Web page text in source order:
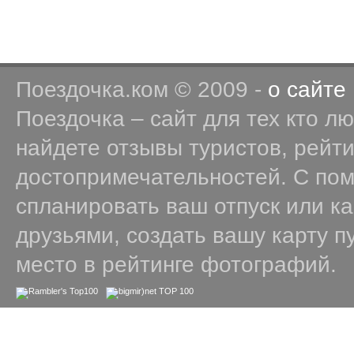
Поездочка.ком © 2009 - о сайте
Поездочка – сайт для тех кто
найдете отзывы туристов,
достопримечательностей. С
спланировать ваш отпуск или
друзьями, создать вашу карту
место в рейтинге фотографий.